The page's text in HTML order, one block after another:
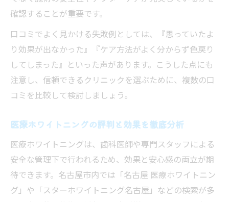
確認することが重要です。
口コミでよく見かける失敗例としては、『思っていたよ
り効果が出なかった』『ケア方法がよく分からず色戻り
してしまった』といった声があります。こうした点にも
注意し、信頼できるクリニックを選ぶために、複数の口
コミを比較して検討しましょう。
医療ホワイトニングの評判と効果を徹底分析
医療ホワイトニングは、歯科医師や専門スタッフによる
安全な管理下で行われるため、効果と安心感の両立が期
待できます。名古屋市内では「名古屋 医療ホワイトニン
グ」や「スターホワイトニング名古屋」などの検索が多